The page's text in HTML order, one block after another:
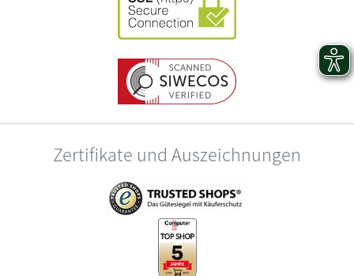
Zertifikate und Auszeichnungen